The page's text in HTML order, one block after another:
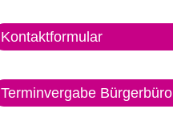
Kontaktformular
Terminvergabe Bürgerbüro